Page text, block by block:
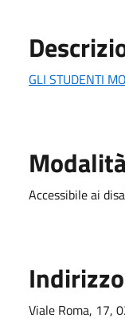
GLI STUDENTI
Accessibile ai
Indirizzo
Viale Roma, 17,